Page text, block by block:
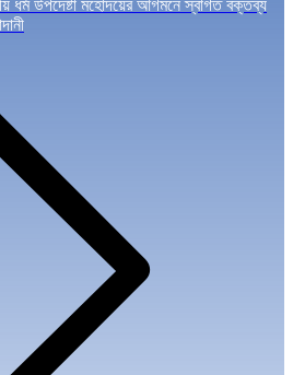
ধর্ম উপদেষ্টা মহোদয়ের আগমনে স্বাগত বক্তব্য